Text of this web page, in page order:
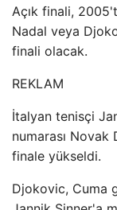
Açık finali,
Nadal veya
finali olacak.
REKLAM
İtalyan tenisçi
numarası
finale yükseldi.
Djokovic, Cuma